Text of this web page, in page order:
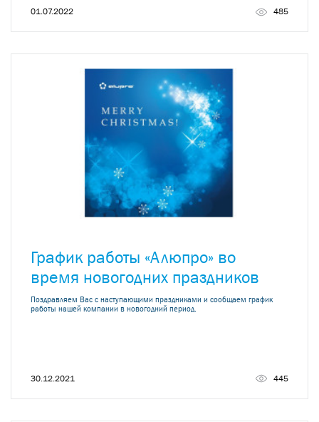
01.07.2022 485
График работы «Алюпро» во
время новогодних праздников
Поздравляем Вас с наступающими праздниками и сообщаем график
работы нашей компании в новогодний период.
30.12.2021 445